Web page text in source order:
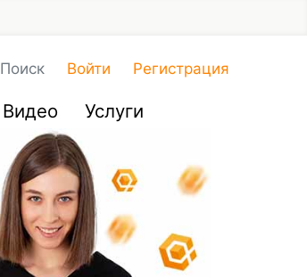
Поиск Войти Регистрация
Видео Услуги